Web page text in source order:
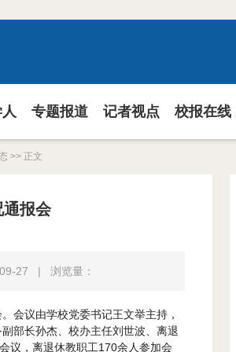
专题报道 记者视点 校报在线
>> 正文
通报会
27 | 浏览量：
会议由学校党委书记王文举主持，
部长孙杰、校办主任刘世波、离退
议，离退休教职工170余人参加会